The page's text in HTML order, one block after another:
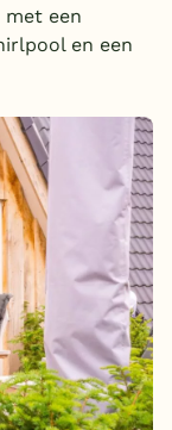
met een
en een